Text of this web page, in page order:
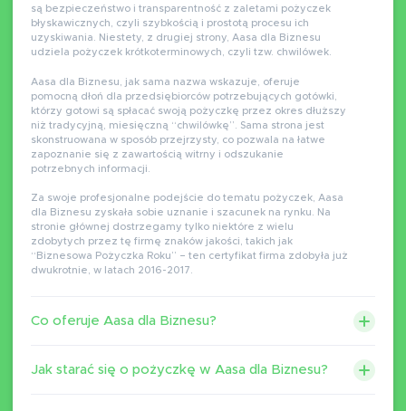
są bezpieczeństwo i transparentność z zaletami pożyczek
błyskawicznych, czyli szybkością i prostotą procesu ich
uzyskiwania. Niestety, z drugiej strony, Aasa dla Biznesu
udziela pożyczek krótkoterminowych, czyli tzw. chwilówek.
Aasa dla Biznesu, jak sama nazwa wskazuje, oferuje
pomocną dłoń dla przedsiębiorców potrzebujących gotówki,
którzy gotowi są spłacać swoją pożyczkę przez okres dłuższy
niż tradycyjną, miesięczną “chwilówkę”. Sama strona jest
skonstruowana w sposób przejrzysty, co pozwala na łatwe
zapoznanie się z zawartością witrny i odszukanie
potrzebnych informacji.
Za swoje profesjonalne podejście do tematu pożyczek, Aasa
dla Biznesu zyskała sobie uznanie i szacunek na rynku. Na
stronie głównej dostrzegamy tylko niektóre z wielu
zdobytych przez tę firmę znaków jakości, takich jak
“Biznesowa Pożyczka Roku” – ten certyfikat firma zdobyła już
dwukrotnie, w latach 2016-2017.
Co oferuje Aasa dla Biznesu?
Jak starać się o pożyczkę w Aasa dla Biznesu?